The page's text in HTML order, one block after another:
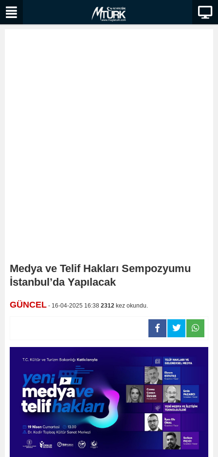
Medya ve Telif Hakları Sempozyumu
İstanbul’da Yapılacak
GÜNCEL - 16-04-2025 16:38 2312 kez okundu.